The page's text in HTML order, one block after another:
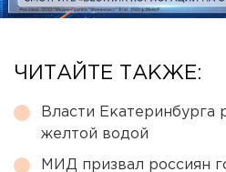
ЧИТАЙТЕ ТАКЖЕ:
Власти Екатеринбурга
желтой водой
МИД призвал россиян